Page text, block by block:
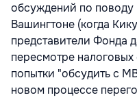
обсуждений по
Вашингтоне (когда
представители Фонда
пересмотре
попытки "обсудить с
новом процессе